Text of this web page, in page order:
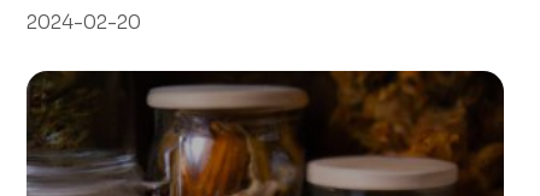
2024-02-20